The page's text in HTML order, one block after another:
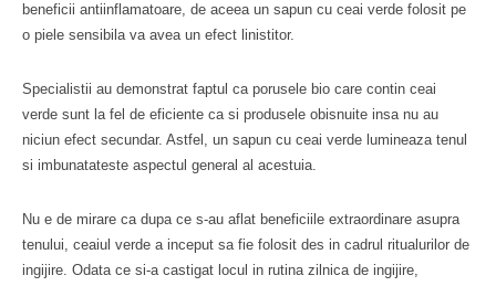
beneficii antiinflamatoare, de aceea un sapun cu ceai verde folosit pe
o piele sensibila va avea un efect linistitor.
Specialistii au demonstrat faptul ca porusele bio care contin ceai
verde sunt la fel de eficiente ca si produsele obisnuite insa nu au
niciun efect secundar. Astfel, un sapun cu ceai verde lumineaza tenul
si imbunatateste aspectul general al acestuia.
Nu e de mirare ca dupa ce s-au aflat beneficiile extraordinare asupra
tenului, ceaiul verde a inceput sa fie folosit des in cadrul ritualurilor de
ingijire. Odata ce si-a castigat locul in rutina zilnica de ingijire,